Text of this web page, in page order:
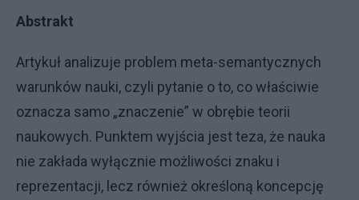
Abstrakt
Artykuł analizuje problem meta-semantycznych
warunków nauki, czyli pytanie o to, co właściwie
oznacza samo „znaczenie” w obrębie teorii
naukowych. Punktem wyjścia jest teza, że nauka
nie zakłada wyłącznie możliwości znaku i
reprezentacji, lecz również określoną koncepcję